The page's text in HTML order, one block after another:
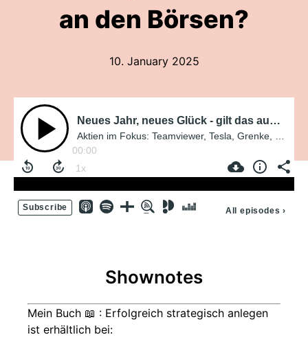
an den Börsen?
10. January 2025
Neues Jahr, neues Glück - gilt das auch an den Börsen?
00:00
Subscribe All episodes ›
Shownotes
Mein Buch 📖 : Erfolgreich strategisch anlegen
ist erhältlich bei: